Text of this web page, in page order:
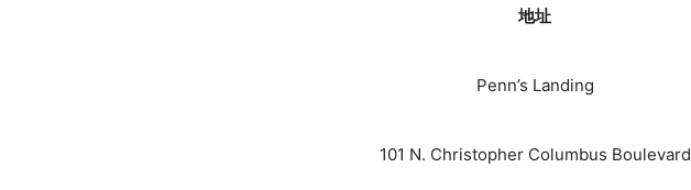
地址
Penn’s Landing
101 N. Christopher Columbus Boulevard